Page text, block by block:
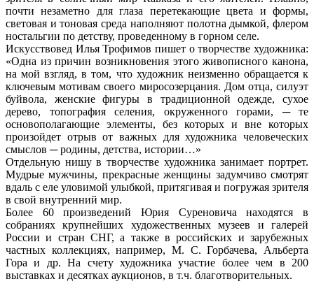
почти незаметно для глаза перетекающие цвета и формы,
световая и тоновая среда наполняют полотна дымкой, флером
ностальгии по детству, проведенному в горном селе.
Искусствовед Илья Трофимов пишет о творчестве художника:
«Одна из причин возникновения этого живописного канона,
на мой взгляд, в том, что художник неизменно обращается к
ключевым мотивам своего миросозерцания. Дом отца, силуэт
буйвола, женские фигуры в традиционной одежде, сухое
дерево, топография селения, окруженного горами, ─ те
основополагающие элементы, без которых и вне которых
произойдет отрыв от важных для художника человеческих
смыслов ─ родины, детства, истории…»
Отдельную нишу в творчестве художника занимает портрет.
Мудрые мужчины, прекрасные женщины задумчиво смотрят
вдаль с еле уловимой улыбкой, притягивая и погружая зрителя
в свой внутренний мир.
Более 60 произведений Юрия Суреновича находятся в
собраниях крупнейших художественных музеев и галерей
России и стран СНГ, а также в российских и зарубежных
частных коллекциях, например, М. С. Горбачева, Альберта
Гора и др. На счету художника участие более чем в 200
выставках и десятках аукционов, в т.ч. благотворительных.